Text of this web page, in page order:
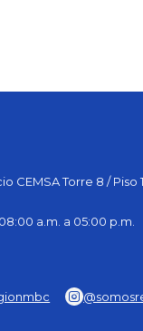
CEMSA Torre 8 / Piso
a.m. a 05:00 p.m.